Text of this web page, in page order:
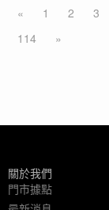
« 1 2 3
114
»
關於我們
門市據點